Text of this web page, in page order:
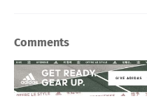
Comments